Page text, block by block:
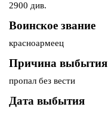
2900 див.
Воинское звание
красноармеец
Причина выбытия
пропал без вести
Дата выбытия